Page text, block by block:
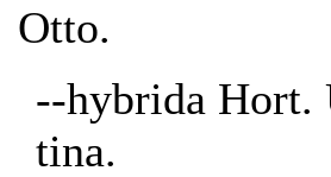
Otto.
--hybrida Hort.
tina.